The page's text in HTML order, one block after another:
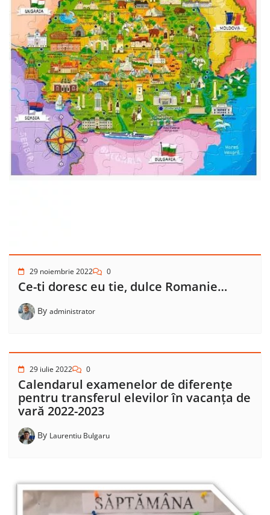
29 noiembrie 2022 0
Ce-ti doresc eu tie, dulce Romanie…
By administrator
29 iulie 2022 0
Calendarul examenelor de diferențe
pentru transferul elevilor în vacanța de
vară 2022-2023
By Laurentiu Bulgaru